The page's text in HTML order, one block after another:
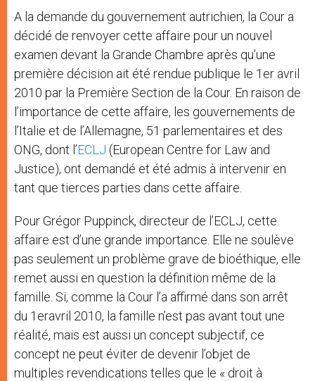
A la demande du gouvernement autrichien, la Cour a
décidé de renvoyer cette affaire pour un nouvel
examen devant la Grande Chambre après qu’une
première décision ait été rendue publique le 1er avril
2010 par la Première Section de la Cour. En raison de
l’importance de cette affaire, les gouvernements de
l’Italie et de l’Allemagne, 51 parlementaires et des
ONG, dont l’ECLJ (European Centre for Law and
Justice), ont demandé et été admis à intervenir en
tant que tierces parties dans cette affaire.
Pour Grégor Puppinck, directeur de l’ECLJ, cette
affaire est d’une grande importance. Elle ne soulève
pas seulement un problème grave de bioéthique, elle
remet aussi en question la définition même de la
famille. Si, comme la Cour l’a affirmé dans son arrêt
du 1eravril 2010, la famille n’est pas avant tout une
réalité, mais est aussi un concept subjectif, ce
concept ne peut éviter de devenir l’objet de
multiples revendications telles que le « droit à